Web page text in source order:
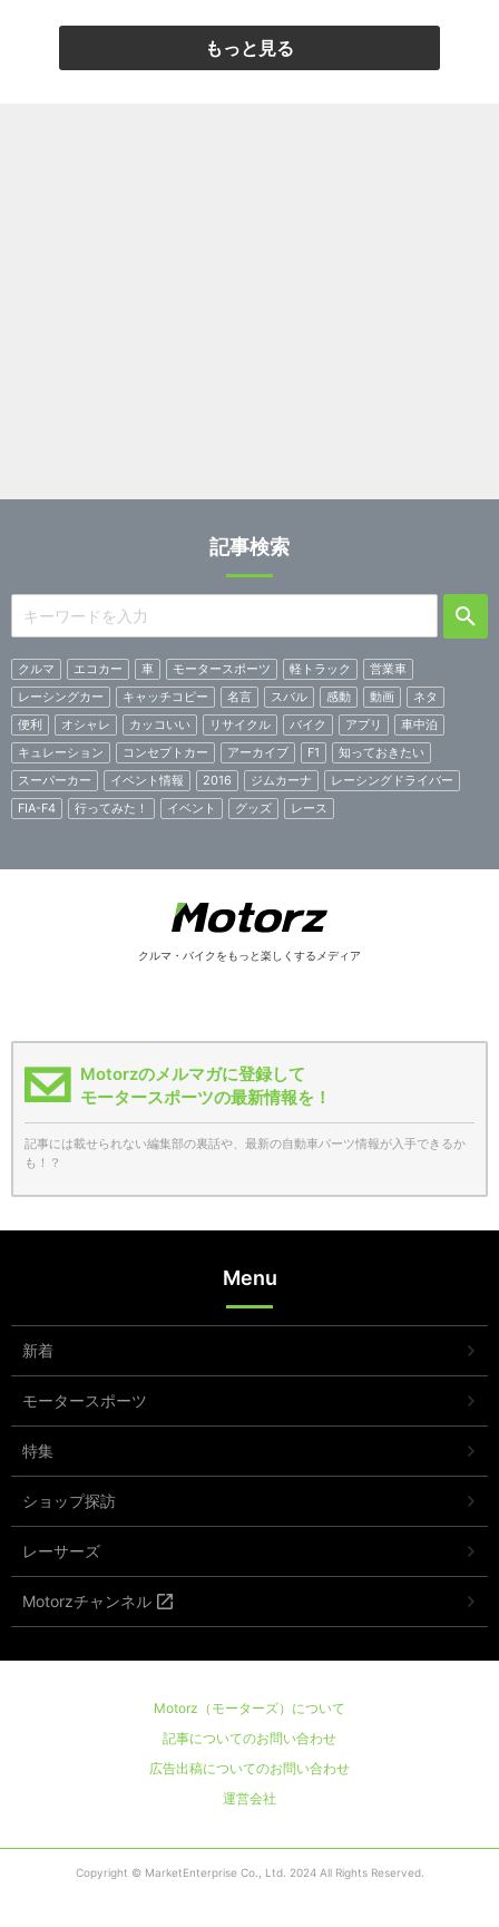
もっと見る
記事検索
クルマ エコカー 車 モータースポーツ 軽トラック
営業車
レーシングカー
キャッチコピー 名言 スバル 感動 動画
ネタ
便利
オシャレ カッコいい リサイクル バイク アプリ
車中泊
キュレーション
コンセプトカー アーカイブ F1
知っておきたい
スーパーカー
イベント情報 2016 ジムカーナ
レーシングドライバー
FIA-F4
行ってみた！ イベント グッズ レース
クルマ・バイクをもっと楽しくするメディア
Motorzのメルマガに登録して
モータースポーツの最新情報を！
記事には載せられない編集部の裏話や、最新の自動車パーツ情報が入手できるか
も！？
Menu
新着
モータースポーツ
特集
ショップ探訪
レーサーズ
Motorzチャンネル
Motorz（モーターズ）について
記事についてのお問い合わせ
広告出稿についてのお問い合わせ
運営会社
Copyright © MarketEnterprise Co., Ltd. 2024 All Rights Reserved.